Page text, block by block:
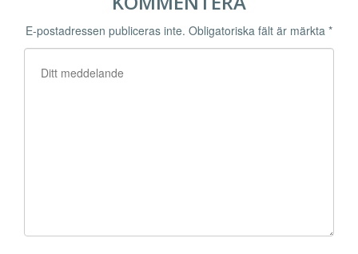
E-postadressen publiceras inte. Obligatoriska fält är märkta *